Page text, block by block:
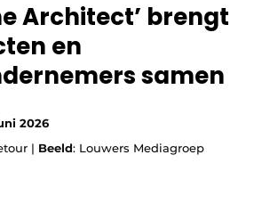
Architect’ brengt
en
samen
2026
| Beeld: Louwers Mediagroep